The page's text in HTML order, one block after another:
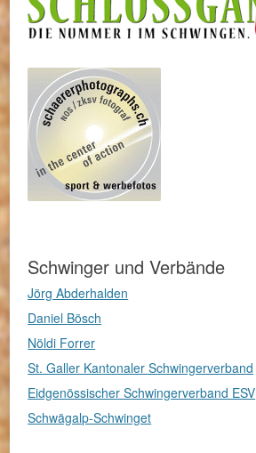
Schwinger und Verbände
Jörg Abderhalden
Daniel Bösch
Nöldi Forrer
St. Galler Kantonaler Schwingerverband
Eidgenössischer Schwingerverband ESV
Schwägalp-Schwinget